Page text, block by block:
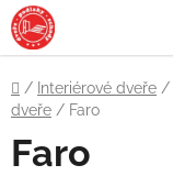
Přejít
na
obsah
Domů
/ Interiérové dveře /
dveře / Faro
Faro